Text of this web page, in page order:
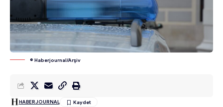
© Haberjournal/Arşiv
HABERJOURNAL